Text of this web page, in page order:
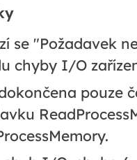
se "Požadavek
chyby I/O
pouze